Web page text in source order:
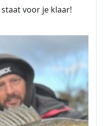
voor je klaar!